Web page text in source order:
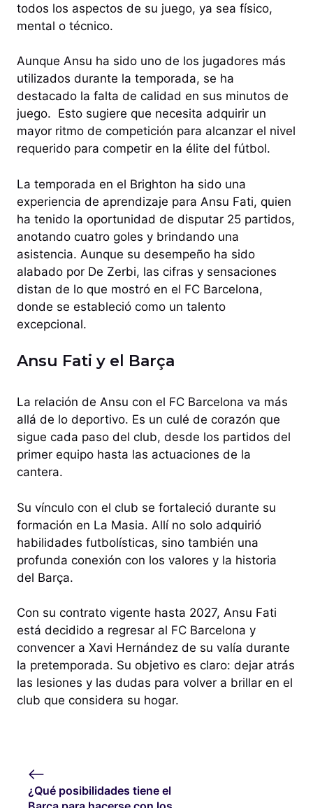
todos los aspectos de su juego, ya sea físico,
mental o técnico.
Aunque Ansu ha sido uno de los jugadores más
utilizados durante la temporada, se ha
destacado la falta de calidad en sus minutos de
juego. Esto sugiere que necesita adquirir un
mayor ritmo de competición para alcanzar el nivel
requerido para competir en la élite del fútbol.
La temporada en el Brighton ha sido una
experiencia de aprendizaje para Ansu Fati, quien
ha tenido la oportunidad de disputar 25 partidos,
anotando cuatro goles y brindando una
asistencia. Aunque su desempeño ha sido
alabado por De Zerbi, las cifras y sensaciones
distan de lo que mostró en el FC Barcelona,
donde se estableció como un talento
excepcional.
Ansu Fati y el Barça
La relación de Ansu con el FC Barcelona va más
allá de lo deportivo. Es un culé de corazón que
sigue cada paso del club, desde los partidos del
primer equipo hasta las actuaciones de la
cantera.
Su vínculo con el club se fortaleció durante su
formación en La Masia. Allí no solo adquirió
habilidades futbolísticas, sino también una
profunda conexión con los valores y la historia
del Barça.
Con su contrato vigente hasta 2027, Ansu Fati
está decidido a regresar al FC Barcelona y
convencer a Xavi Hernández de su valía durante
la pretemporada. Su objetivo es claro: dejar atrás
las lesiones y las dudas para volver a brillar en el
club que considera su hogar.
¿Qué posibilidades tiene el